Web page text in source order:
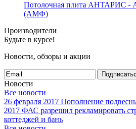
Потолочная плита АНТАРИС -
(АМФ)
Производители
Будьте в курсе!
Новости, обзоры и акции
Новости
Все новости
26 февраля 2017 Пополнение
2017 ФАС разрешил рекламировать
коттеджей и бань